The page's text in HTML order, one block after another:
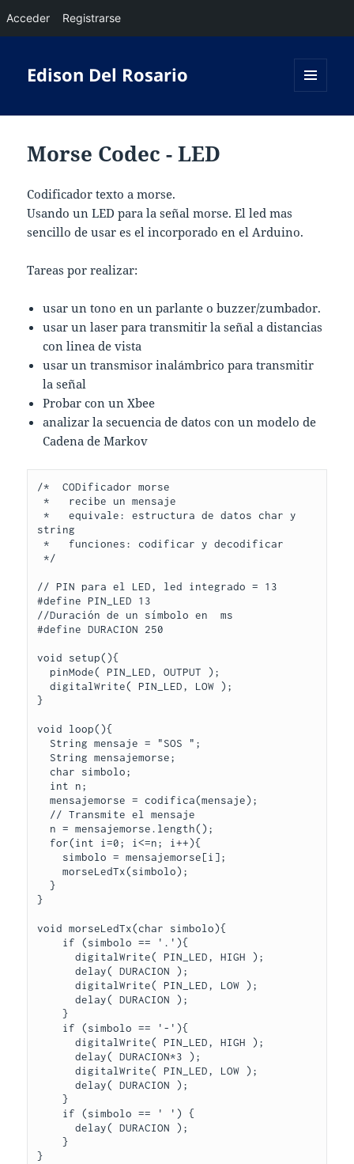
Acceder Registrarse
Edison Del Rosario
Morse Codec - LED
Codificador texto a morse.
Usando un LED para la señal morse. El led mas
sencillo de usar es el incorporado en el Arduino.
Tareas por realizar:
usar un tono en un parlante o buzzer/zumbador.
usar un laser para transmitir la señal a distancias
con linea de vista
usar un transmisor inalámbrico para transmitir
la señal
Probar con un Xbee
analizar la secuencia de datos con un modelo de
Cadena de Markov
/*  CODificador morse
*   recibe un mensaje
*   equivale: estructura de datos char y
string
*   funciones: codificar y decodificar
*/
// PIN para el LED, led integrado = 13
#define PIN_LED 13
//Duración de un símbolo en  ms
#define DURACION 250
void setup(){
  digitalWrite( PIN_LED, LOW );
}
void loop(){
  char simbolo;
  mensajemorse = codifica(mensaje);
    morseLedTx(simbolo);
  }
}
void morseLedTx(char simbolo){
      digitalWrite( PIN_LED, HIGH );
      delay( DURACION );
      digitalWrite( PIN_LED, LOW );
      delay( DURACION );
    }
      digitalWrite( PIN_LED, HIGH );
      delay( DURACION*3 );
      digitalWrite( PIN_LED, LOW );
      delay( DURACION );
    }
      delay( DURACION );
    }
}